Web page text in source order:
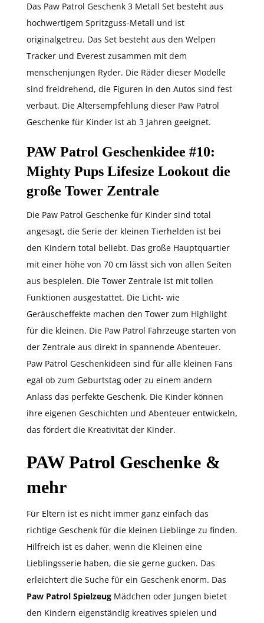
Das Paw Patrol Geschenk 3 Metall Set besteht aus
hochwertigem Spritzguss-Metall und ist
originalgetreu. Das Set besteht aus den Welpen
Tracker und Everest zusammen mit dem
menschenjungen Ryder. Die Räder dieser Modelle
sind freidrehend, die Figuren in den Autos sind fest
verbaut. Die Altersempfehlung dieser Paw Patrol
Geschenke für Kinder ist ab 3 Jahren geeignet.
PAW Patrol Geschenkidee #10:
Mighty Pups Lifesize Lookout die
große Tower Zentrale
Die Paw Patrol Geschenke für Kinder sind total
angesagt, die Serie der kleinen Tierhelden ist bei
den Kindern total beliebt. Das große Hauptquartier
mit einer höhe von 70 cm lässt sich von allen Seiten
aus bespielen. Die Tower Zentrale ist mit tollen
Funktionen ausgestattet. Die Licht- wie
Geräuscheffekte machen den Tower zum Highlight
für die kleinen. Die Paw Patrol Fahrzeuge starten von
der Zentrale aus direkt in spannende Abenteuer.
Paw Patrol Geschenkideen sind für alle kleinen Fans
egal ob zum Geburtstag oder zu einem andern
Anlass das perfekte Geschenk. Die Kinder können
ihre eigenen Geschichten und Abenteuer entwickeln,
das fördert die Kreativität der Kinder.
PAW Patrol Geschenke &
mehr
Für Eltern ist es nicht immer ganz einfach das
richtige Geschenk für die kleinen Lieblinge zu finden.
Hilfreich ist es daher, wenn die Kleinen eine
Lieblingsserie haben, die sie gerne gucken. Das
erleichtert die Suche für ein Geschenk enorm. Das
Paw Patrol Spielzeug Mädchen oder Jungen bietet
den Kindern eigenständig kreatives spielen und